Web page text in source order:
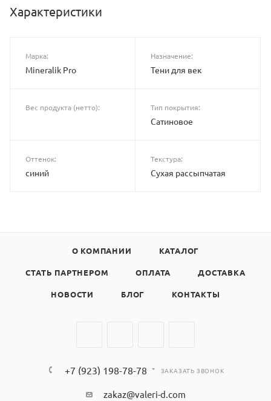
Характеристики
Марка:
Mineralik Pro
Назначение:
Тени для век
Вес продукта (нетто): Тип покрытия:
Сатиновое
Оттенок:
синий
Текстура:
Сухая рассыпчатая
О КОМПАНИИ КАТАЛОГ
СТАТЬ ПАРТНЕРОМ ОПЛАТА ДОСТАВКА
НОВОСТИ БЛОГ КОНТАКТЫ
+7 (923) 198-78-78 ЗАКАЗАТЬ ЗВОНОК
zakaz@valeri-d.com